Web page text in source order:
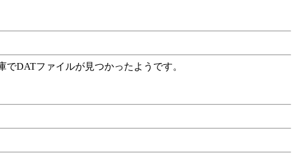
DATファイルが見つかったようです。